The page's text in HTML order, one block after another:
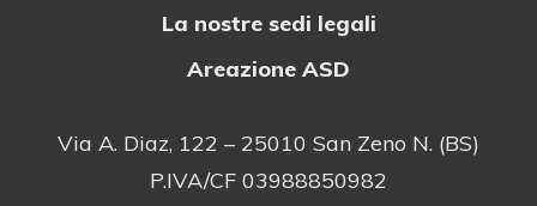
La nostre sedi legali
Areazione ASD
Via A. Diaz, 122 – 25010 San Zeno N. (BS)
P.IVA/CF 03988850982